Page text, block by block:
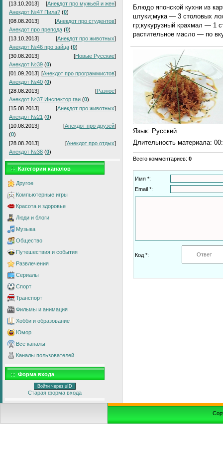
[13.10.2013]
[Анекдот про мужьей и жен]
Анекдот №47 Пила? (0)
[08.08.2013]
[Анекдот про студентов]
Анекдот про препода (0)
[13.10.2013]
[Анекдот про животных]
Анекдот №46 про зайца (0)
[30.08.2013]
[Новые Русские]
Анекдот №39 (0)
[01.09.2013] [Анекдот про программистов]
Анекдот №40 (0)
[28.08.2013]
[Разное]
Анекдот №37 Инспектор гаи (0)
[15.08.2013]
[Анекдот про животных]
Анекдот №21 (0)
[10.08.2013]
[Анекдот про друзей]
(0)
[28.08.2013]
[Анекдот про отдых]
Анекдот №38 (0)
Категории каналов
Другое
Компьютерные игры
Красота и здоровье
Люди и блоги
Музыка
Общество
Путешествия и события
Развлечения
Сериалы
Спорт
Транспорт
Фильмы и анимация
Хобби и образование
Юмор
Все каналы
Каналы пользователей
Форма входа
Войти через uID
Старая форма входа
Блюдо японской кухни из
штуки;мука — 3 столовых
гр;кукурузный крахмал — 1
растительное масло — по
Язык: Русский
Длительность материала:
Всего комментариев: 0
Имя *:
Email *:
Код *: